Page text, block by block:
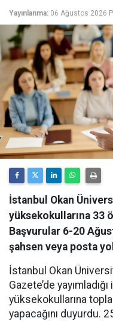
Yayınlanma: 06 Ağustos 2026
İstanbul Okan
yüksekokullarına 33
Başvurular 6-20
şahsen veya posta
İstanbul Okan
Gazete’de
yüksekokullarına
yapacağını duyurdu.